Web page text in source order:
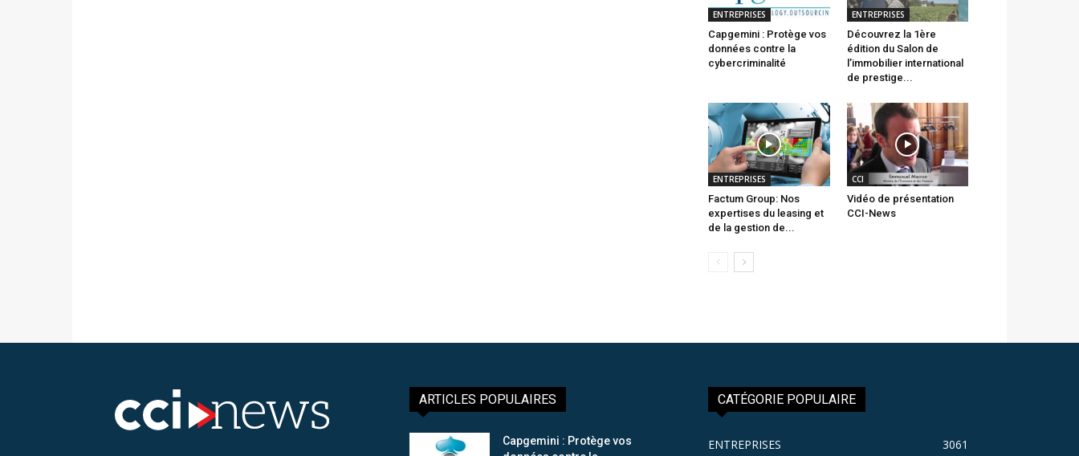
ENTREPRISES
Capgemini : Protège vos
données contre la
cybercriminalité
ENTREPRISES
Découvrez la 1ère
édition du Salon de
l’immobilier international
de prestige...
ENTREPRISES
Factum Group: Nos
expertises du leasing et
de la gestion de...
CCI
Vidéo de présentation
CCI-News
ARTICLES POPULAIRES
Capgemini : Protège vos
CATÉGORIE POPULAIRE
ENTREPRISES 3061